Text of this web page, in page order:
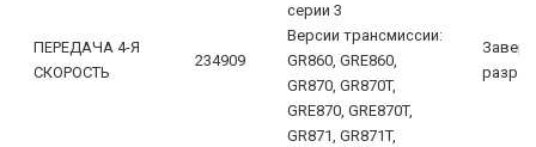
ПЕРЕДАЧА 4-Я
СКОРОСТЬ
234909
серии 3
Версии трансмиссии:
GR860, GRE860,
GR870, GR870T,
GRE870, GRE870T,
GR871, GR871T,